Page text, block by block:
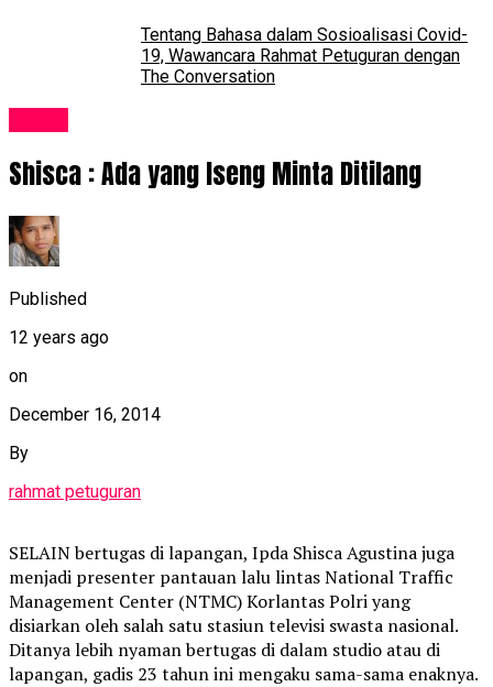
Tentang Bahasa dalam Sosioalisasi Covid-
19, Wawancara Rahmat Petuguran dengan
The Conversation
Shisca : Ada yang Iseng Minta Ditilang
Published
12 years ago
on
December 16, 2014
By
rahmat petuguran
SELAIN bertugas di lapangan, Ipda Shisca Agustina juga
menjadi presenter pantauan lalu lintas National Traffic
Management Center (NTMC) Korlantas Polri yang
disiarkan oleh salah satu stasiun televisi swasta nasional.
Ditanya lebih nyaman bertugas di dalam studio atau di
lapangan, gadis 23 tahun ini mengaku sama-sama enaknya.